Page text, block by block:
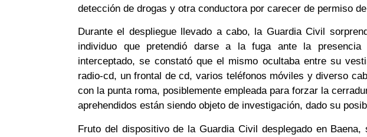
detección de drogas y otra conductora por carecer de permiso
Durante el despliegue llevado a cabo, la Guardia Civil
individuo que pretendió darse a la fuga ante la
interceptado, se constató que el mismo ocultaba entre su
radio-cd, un frontal de cd, varios teléfonos móviles y diverso
con la punta roma, posiblemente empleada para forzar la
aprehendidos están siendo objeto de investigación, dado su
Fruto del dispositivo de la Guardia Civil desplegado en